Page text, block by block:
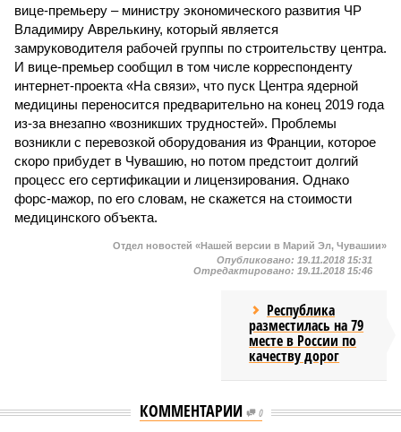
вице-премьеру – министру экономического развития ЧР
Владимиру Аврелькину, который является
замруководителя рабочей группы по строительству центра.
И вице-премьер сообщил в том числе корреспонденту
интернет-проекта «На связи», что пуск Центра ядерной
медицины переносится предварительно на конец 2019 года
из-за внезапно «возникших трудностей». Проблемы
возникли с перевозкой оборудования из Франции, которое
скоро прибудет в Чувашию, но потом предстоит долгий
процесс его сертификации и лицензирования. Однако
форс-мажор, по его словам, не скажется на стоимости
медицинского объекта.
Отдел новостей «Нашей версии в Марий Эл, Чувашии»
Опубликовано: 19.11.2018 15:31
Отредактировано: 19.11.2018 15:46
Республика
разместилась на 79
месте в России по
качеству дорог
КОММЕНТАРИИ 0